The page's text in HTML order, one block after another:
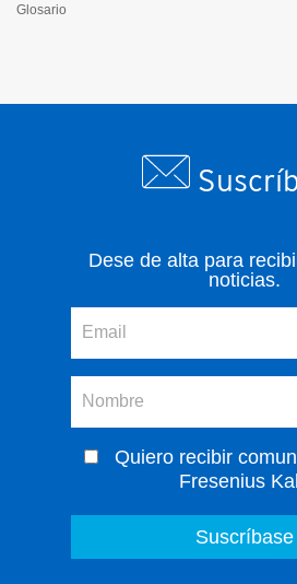
Glosario
Dese de alta para
noticias.
Quiero recibir
Fresenius